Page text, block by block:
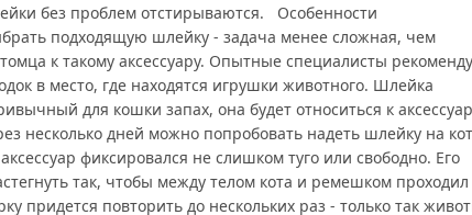
без проблем отстирываются. Особенности
подходящую шлейку - задача менее сложная, чем
к такому аксессуару. Опытные специалисты
в место, где находятся игрушки животного. Шлейка
для кошки запах, она будет относиться к
несколько дней можно попробовать надеть шлейку на
фиксировался не слишком туго или свободно. Его
так, чтобы между телом кота и ремешком
придется повторить до нескольких раз - только так